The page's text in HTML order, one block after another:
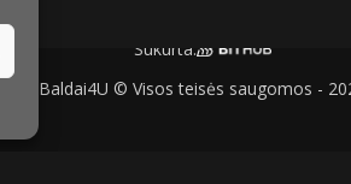
Sukurta:
Baldai4U © Visos teisės saugomos -